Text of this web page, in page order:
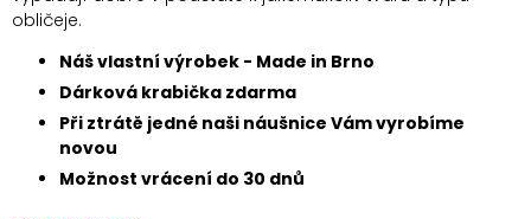
obličeje.
Náš vlastní výrobek - Made in Brno
Dárková krabička zdarma
Při ztrátě jedné naši náušnice Vám vyrobíme
novou
Možnost vrácení do 30 dnů